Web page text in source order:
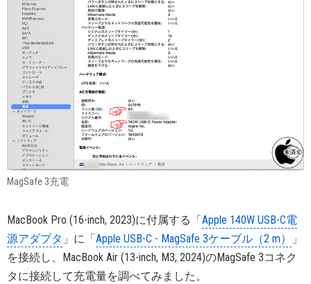
MagSafe 3充電
MacBook Pro (16-inch, 2023)に付属する「Apple 140W USB-C電
源アダプタ 」に「Apple USB-C - MagSafe 3ケーブル（2 m）
」
を接続し、MacBook Air (13-inch, M3, 2024)のMagSafe 3コネク
タに接続して充電量を調べてみました。